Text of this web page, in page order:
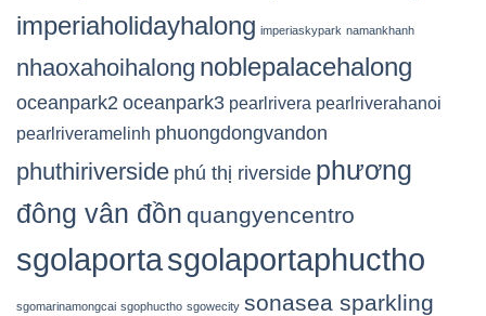
imperiaholidayhalong imperiaskypark namankhanh
nhaoxahoihalong noblepalacehalong
oceanpark2 oceanpark3 pearlrivera pearlriverahanoi
pearlriveramelinh phuongdongvandon
phuthiriverside phú thị riverside phương
đông vân đồn quangyencentro
sgolaportasgolaportaphuctho
sgomarinamongcai sgophuctho sgowecity sonasea sparkling